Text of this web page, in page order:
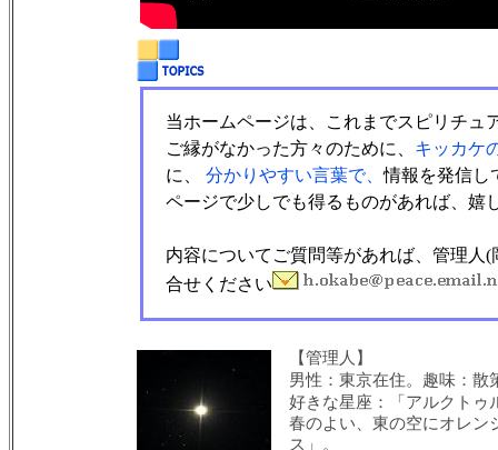
当ホームページは、これまでスピリチュ
ご縁がなかった方々のために、 キッカケ
に、
分かりやすい言葉で、情報を発信し
ページで少しでも得るものがあれば、嬉
内容についてご質問等があれば、管理人(
合せください
【管理人】
男性：東京在住。趣味：散
好きな星座 ：
「アルクトゥ
春のよい、東の空にオレン
ス」。